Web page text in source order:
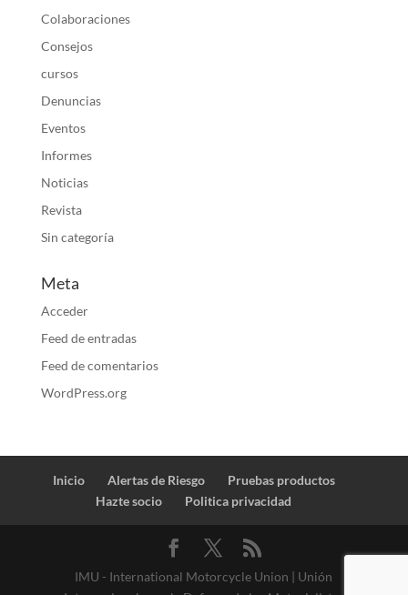
Colaboraciones
Consejos
cursos
Denuncias
Eventos
Informes
Noticias
Revista
Sin categoría
Meta
Acceder
Feed de entradas
Feed de comentarios
WordPress.org
Inicio Alertas de Riesgo
Pruebas productos
Hazte socio
Politica privacidad
IMU - International Motorcycle Union | Unión